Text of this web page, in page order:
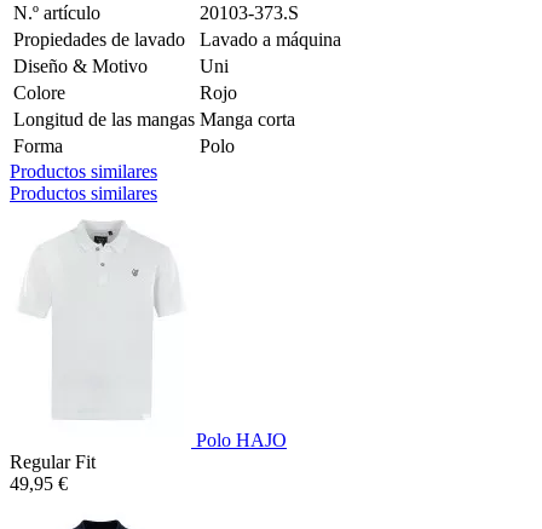
N.º artículo
20103-373.S
Propiedades de lavado
Lavado a máquina
Diseño & Motivo
Uni
Colore
Rojo
Longitud de las mangas Manga corta
Forma
Polo
Productos similares
Productos similares
Polo HAJO
Regular Fit
49,95 €